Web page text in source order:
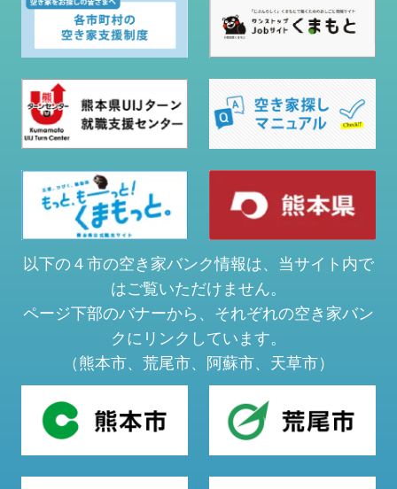
以下の４市の空き家バンク情報は、当サイト内で
はご覧いただけません。
ページ下部のバナーから、それぞれの空き家バン
クにリンクしています。
（熊本市、荒尾市、阿蘇市、天草市）